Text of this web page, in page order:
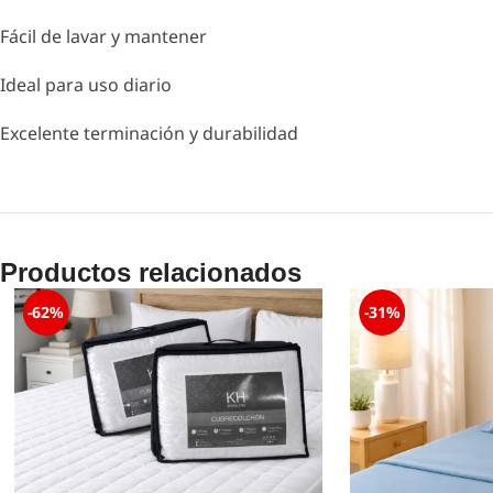
Fácil de lavar y mantener
Ideal para uso diario
Excelente terminación y durabilidad
Productos relacionados
-62% -31%